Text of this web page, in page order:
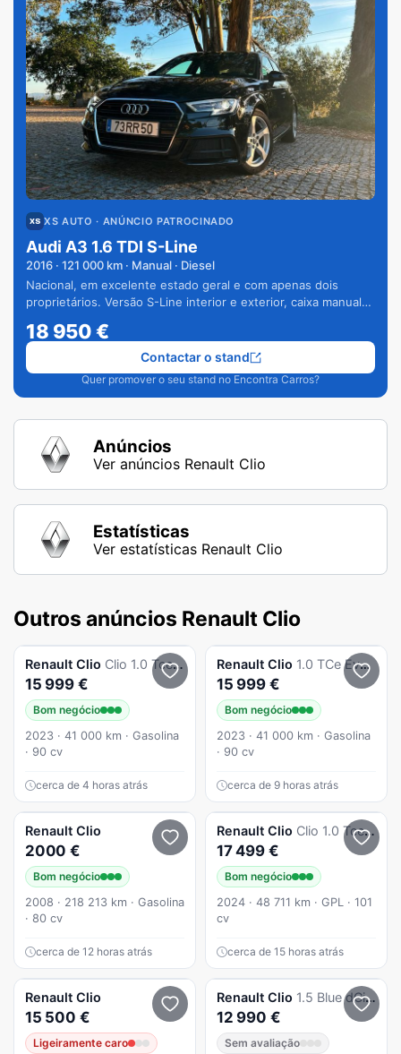
XS AUTO · ANÚNCIO PATROCINADO
Audi A3 1.6 TDI S-Line
2016 · 121 000 km · Manual · Diesel
Nacional, em excelente estado geral e com apenas dois
proprietários. Versão S-Line interior e exterior, caixa manual
18 950€
Quer promover o seu stand no Encontra Carros?
Contactar o stand
Anúncios
Ver anúncios Renault Clio
Estatísticas
Ver estatísticas Renault Clio
Outros anúncios Renault Clio
Renault Clio Clio 1.0 Tce Evolution
15 999 €
Bom negócio
2023 · 41 000 km · Gasolina
· 90 cv
cerca de 4 horas atrás
Renault Clio 1.0 TCe Evolution
15 999 €
Bom negócio
2023 · 41 000 km · Gasolina
· 90 cv
cerca de 9 horas atrás
Renault Clio
2000 €
Bom negócio
2008 · 218 213 km · Gasolina
· 80 cv
cerca de 12 horas atrás
Renault Clio Clio 1.0 Tce Evolution Bi-Fuel
17 499 €
Bom negócio
2024 · 48 711 km · GPL · 101
cv
cerca de 15 horas atrás
Renault Clio
15 500 €
Ligeiramente caro
Renault Clio 1.5 Blue dCi Evolution
12 990 €
Sem avaliação